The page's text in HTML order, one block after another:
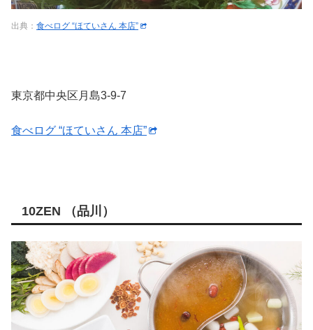
出典： 食べログ “ほていさん 本店”
東京都中央区月島3-9-7
食べログ “ほていさん 本店”
10ZEN （品川）